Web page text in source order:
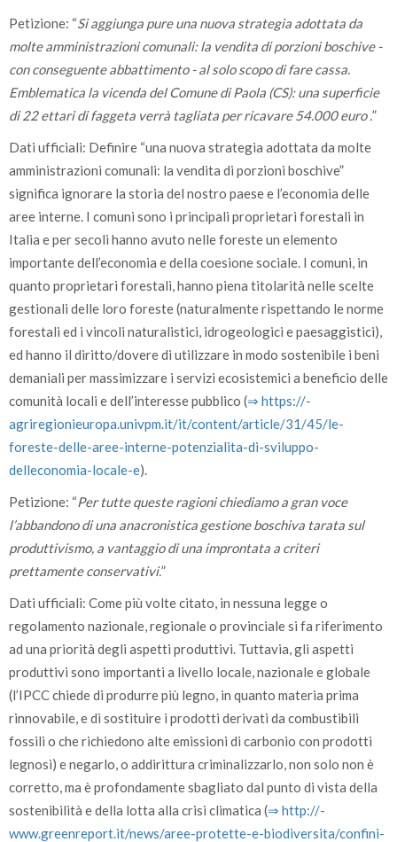
Petizione: “Si aggiunga pure una nuova strategia adottata da
molte amministrazioni comunali: la vendita di porzioni boschive -
con conseguente abbattimento - al solo scopo di fare cassa.
Emblematica la vicenda del Comune di Paola (CS): una superficie
di 22 ettari di faggeta verrà tagliata per ricavare 54.000 euro .”
Dati ufficiali: Definire “una nuova strategia adottata da molte
amministrazioni comunali: la vendita di porzioni boschive”
significa ignorare la storia del nostro paese e l’economia delle
aree interne. I comuni sono i principali proprietari forestali in
Italia e per secoli hanno avuto nelle foreste un elemento
importante dell’economia e della coesione sociale. I comuni, in
quanto proprietari forestali, hanno piena titolarità nelle scelte
gestionali delle loro foreste (naturalmente rispettando le norme
forestali ed i vincoli naturalistici, idrogeologici e paesaggistici),
ed hanno il diritto/dovere di utilizzare in modo sostenibile i beni
demaniali per massimizzare i servizi ecosistemici a beneficio delle
comunità locali e dell’interesse pubblico (⇒ https:/­/­
agriregionieuropa.univpm.it/­it/­content/­article/­31/­45/­le-
foreste-delle-aree-interne-potenzialita-di-sviluppo-
delleconomia-locale-e).
Petizione: “Per tutte queste ragioni chiediamo a gran voce
l’abbandono di una anacronistica gestione boschiva tarata sul
produttivismo, a vantaggio di una improntata a criteri
prettamente conservativi.”
Dati ufficiali: Come più volte citato, in nessuna legge o
regolamento nazionale, regionale o provinciale si fa riferimento
ad una priorità degli aspetti produttivi. Tuttavia, gli aspetti
produttivi sono importanti a livello locale, nazionale e globale
(l’IPCC chiede di produrre più legno, in quanto materia prima
rinnovabile, e di sostituire i prodotti derivati da combustibili
fossili o che richiedono alte emissioni di carbonio con prodotti
legnosi) e negarlo, o addirittura criminalizzarlo, non solo non è
corretto, ma è profondamente sbagliato dal punto di vista della
sostenibilità e della lotta alla crisi climatica (⇒ http:/­/­
www.greenreport.it/­news/­aree-protette-e-biodiversita/­confini-